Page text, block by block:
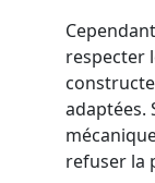
respecter
adaptées.
refuser la